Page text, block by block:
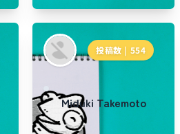
投稿数 | 554
Miduki Takemoto